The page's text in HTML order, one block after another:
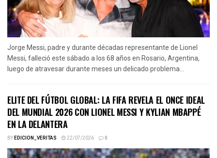
Jorge Messi, padre y durante décadas representante de Lionel
Messi, falleció este sábado a los 68 años en Rosario, Argentina,
luego de atravesar durante meses un delicado problema...
ELITE DEL FÚTBOL GLOBAL: LA FIFA REVELA EL ONCE IDEAL
DEL MUNDIAL 2026 CON LIONEL MESSI Y KYLIAN MBAPPÉ
EN LA DELANTERA
BYEDICION_VERITAS 22/07/2026 0